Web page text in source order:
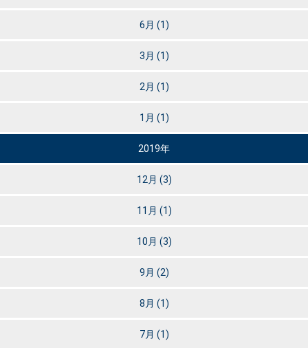
6月 (1)
3月 (1)
2月 (1)
1月 (1)
2019年
12月 (3)
11月 (1)
10月 (3)
9月 (2)
8月 (1)
7月 (1)